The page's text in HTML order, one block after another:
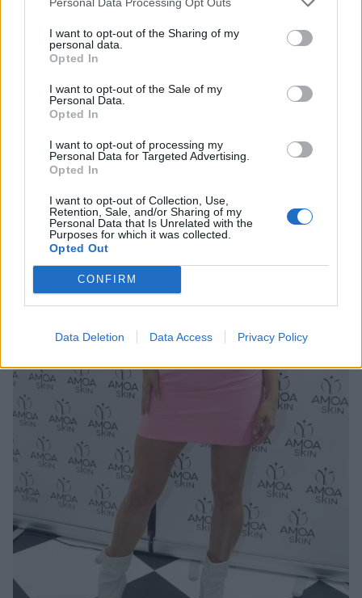
I want to opt-out of the Sharing of my
personal data.
Opted In
I want to opt-out of the Sale of my
Personal Data.
Opted In
I want to opt-out of processing my
Personal Data for Targeted Advertising.
Opted In
I want to opt-out of Collection, Use,
Retention, Sale, and/or Sharing of my
Personal Data that Is Unrelated with the
Purposes for which it was collected.
Opted Out
CONFIRM
Data Deletion Data Access Privacy Policy